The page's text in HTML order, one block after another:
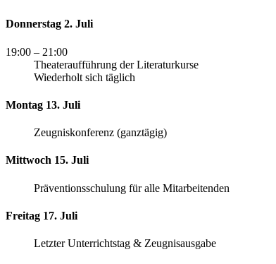
Donnerstag 2. Juli
19:00 – 21:00
Theateraufführung der Literaturkurse
Wiederholt sich täglich
Montag 13. Juli
Zeugniskonferenz (ganztägig)
Mittwoch 15. Juli
Präventionsschulung für alle Mitarbeitenden
Freitag 17. Juli
Letzter Unterrichtstag & Zeugnisausgabe